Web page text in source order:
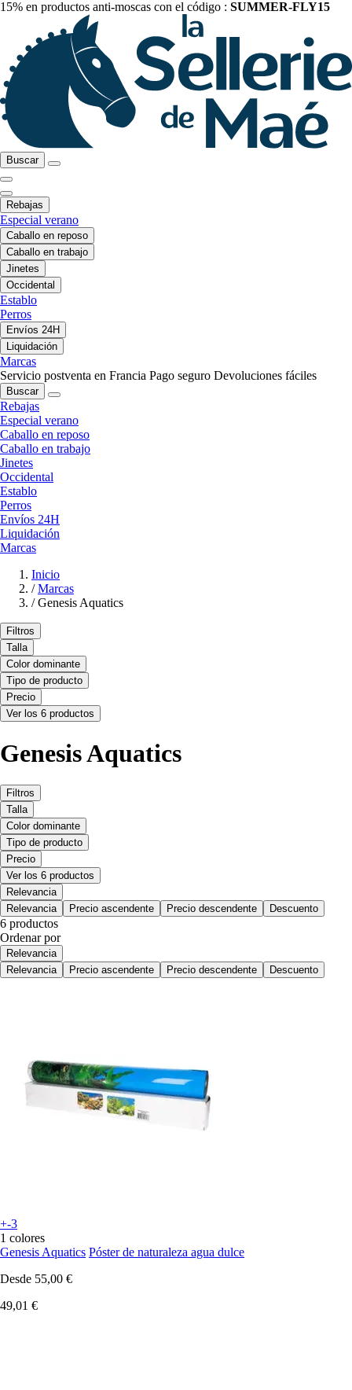
15% en productos anti-moscas con el código : SUMMER-FLY15
Buscar
Rebajas
Especial verano
Caballo en reposo
Caballo en trabajo
Jinetes
Occidental
Establo
Perros
Envíos 24H
Liquidación
Marcas
Servicio postventa en Francia Pago seguro Devoluciones fáciles
Buscar
Rebajas
Especial verano
Caballo en reposo
Caballo en trabajo
Jinetes
Occidental
Establo
Perros
Envíos 24H
Liquidación
Marcas
Inicio
/ Marcas
/ Genesis Aquatics
Filtros
Talla
Color dominante
Tipo de producto
Precio
Ver los 6 productos
Genesis Aquatics
Filtros
Talla
Color dominante
Tipo de producto
Precio
Ver los 6 productos
Relevancia
Relevancia
Precio ascendente Precio descendente Descuento
6 productos
Ordenar por
Relevancia
Relevancia
Precio ascendente Precio descendente Descuento
+-3
1 colores
Genesis Aquatics Póster de naturaleza agua dulce
Desde 55,00 €
49,01 €